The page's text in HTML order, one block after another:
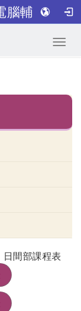
國立虎尾科技大學 機械與電腦輔助工程系
日間部課程表